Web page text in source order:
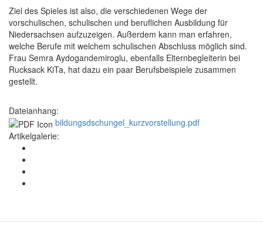
Ziel des Spieles ist also, die verschiedenen Wege der
vorschulischen, schulischen und beruflichen Ausbildung für
Niedersachsen aufzuzeigen. Außerdem kann man erfahren,
welche Berufe mit welchem schulischen Abschluss möglich sind.
Frau Semra Aydogandemiroglu, ebenfalls Elternbegleiterin bei
Rucksack KiTa, hat dazu ein paar Berufsbeispiele zusammen
gestellt.
Dateianhang:
bildungsdschungel_kurzvorstellung.pdf
Artikelgalerie: